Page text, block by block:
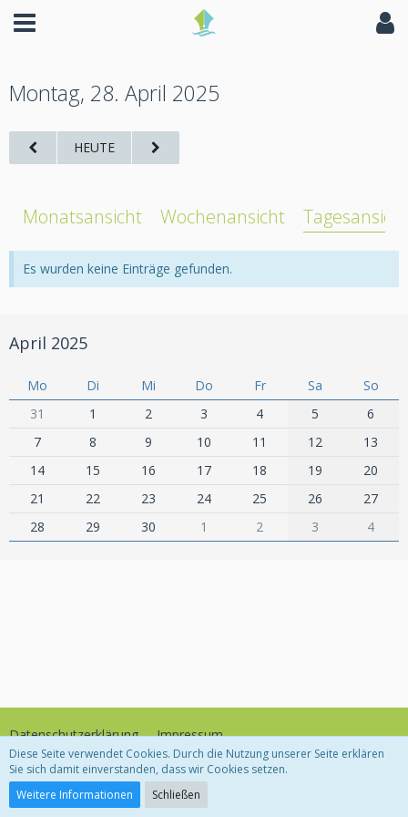
Montag, 28. April 2025
HEUTE
Monatsansicht Wochenansicht Tagesansicht
Es wurden keine Einträge gefunden.
April 2025
Mo Di Mi Do Fr Sa
So
31
1 2 3 4 5
6
7
8 9 10 11 12
13
14
15 16 17 18 19
20
21
22 23 24 25 26
27
28
29 30 1 2 3 4
Datenschutzerklärung Impressum
Community-Software:
Diese Seite verwendet Cookies. Durch die Nutzung unserer Seite erklären
Sie sich damit einverstanden, dass wir Cookies setzen.
Weitere Informationen
Schließen